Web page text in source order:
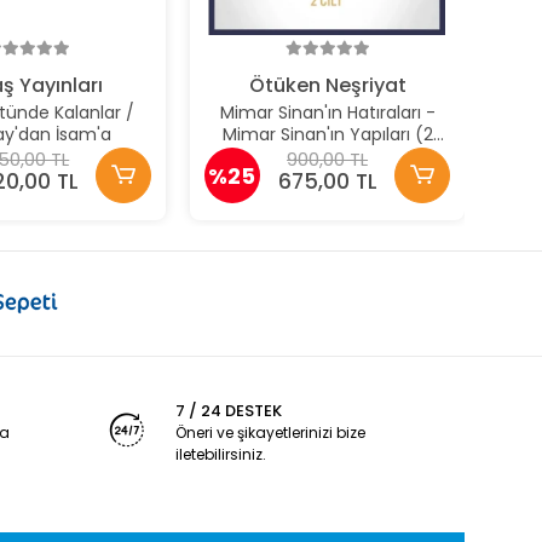
Yayınları
Kalanlar /
İsam'a
TL
TL
Ötüken Neşriyat
Mimar Sinan'ın Hatıraları -
Mimar Sinan'ın Yapıları (2
Cilt)
%25
900,00 TL
675,00 TL
7 / 24 DESTEK
Öneri ve şikayetlerinizi bize
iletebilirsiniz.